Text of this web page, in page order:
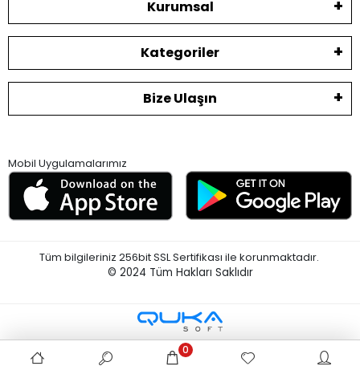
Kurumsal
Kategoriler
Bize Ulaşın
Mobil Uygulamalarımız
Tüm bilgileriniz 256bit SSL Sertifikası ile korunmaktadır.
© 2024 Tüm Hakları Saklıdır
0